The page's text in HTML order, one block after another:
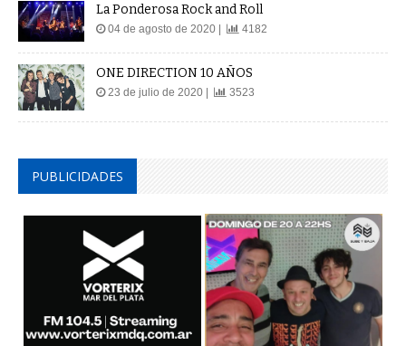
04 de agosto de 2020 | 4182
ONE DIRECTION 10 AÑOS
23 de julio de 2020 | 3523
PUBLICIDADES